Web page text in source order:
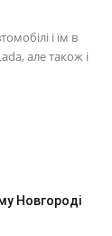
і їм в
але також і
Новгороді